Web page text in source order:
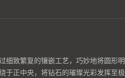
细致繁复的镶嵌工艺，巧妙地将圆形明
于正中央，将钻石的璀璨光彩发挥至极